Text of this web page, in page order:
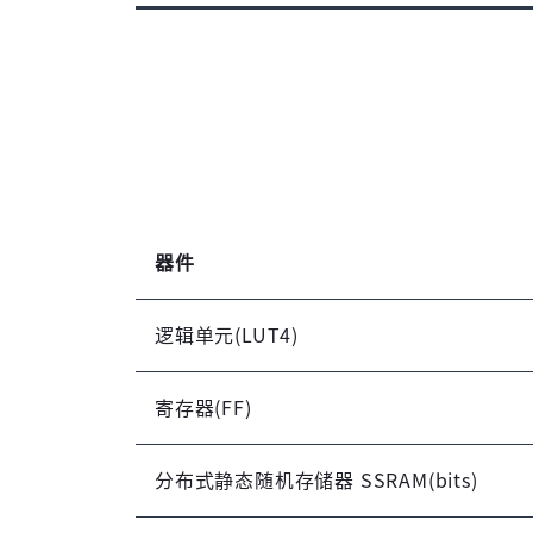
器件
逻辑单元(LUT4)
寄存器(FF)
分布式静态随机存储器 SSRAM(bits)